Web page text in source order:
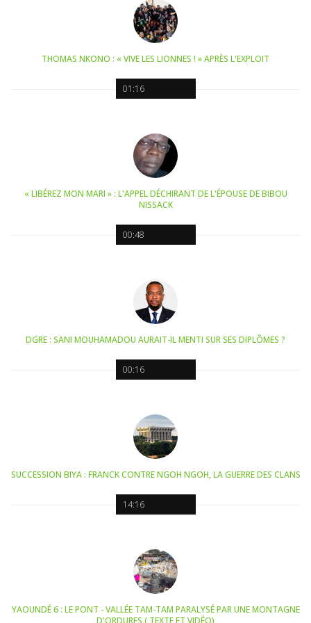
01:16
THOMAS NKONO : « VIVE LES LIONNES ! » APRÈS L'EXPLOIT
00:48
« LIBÉREZ MON MARI » : L'APPEL DÉCHIRANT DE L'ÉPOUSE DE BIBOU
NISSACK
00:16
DGRE : SANI MOUHAMADOU AURAIT-IL MENTI SUR SES DIPLÔMES ?
14:16
SUCCESSION BIYA : FRANCK CONTRE NGOH NGOH, LA GUERRE DES CLANS
YAOUNDÉ 6 : LE PONT - VALLÉE TAM-TAM PARALYSÉ PAR UNE MONTAGNE